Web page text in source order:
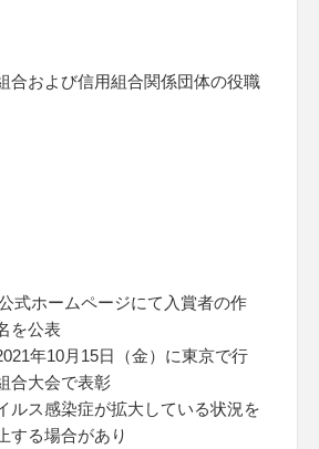
合および信用組合関係団体の役職
式ホームページにて入賞者の作
を公表
年10月15日（金）に東京で行
合大会で表彰
ルス感染症が拡大している状況を
する場合があり